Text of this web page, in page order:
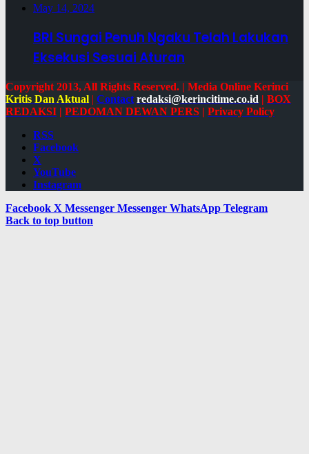
May 14, 2024
BRI Sungai Penuh Ngaku Telah Lakukan
Eksekusi Sesuai Aturan
Copyright 2013, All Rights Reserved. | Media Online Kerinci
Kritis Dan Aktual | Contact redaksi@kerincitime.co.id | BOX
REDAKSI | PEDOMAN DEWAN PERS | Privacy Policy
RSS
Facebook
X
YouTube
Instagram
Facebook X Messenger Messenger WhatsApp Telegram
Back to top button